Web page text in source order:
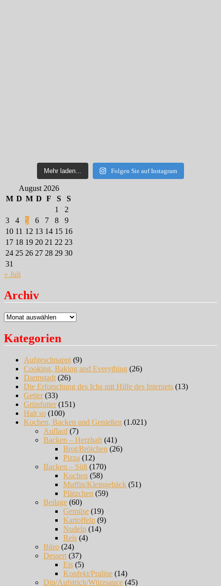
Mehr laden... Folgen Sie auf Instagram
August 2026
M D M D F S
S
1
2
3
4 5 6 7 8
9
10 11 12 13 14 15 16
17 18 19 20 21 22 23
24 25 26 27 28 29 30
31
« Juli
Archiv
Archiv
Kategorien
Aufgeschnappt (9)
Cooking, Baking and Everything (26)
Darmstadt (26)
Die Erforschung des Ichs mit Hilfe des Internets (13)
Getier(33)
Grünfutter(151)
Halt so (100)
Kochen, Backen und Genießen (1.021)
Auflauf(7)
Backen – Herzhaft (41)
Brot/Brötchen (26)
Pizza (12)
Backen – Süß (170)
Kuchen (58)
Muffin/Kleingebäck (51)
Plätzchen (59)
Beilage (60)
Gemüse (19)
Kartoffeln (9)
Nudeln (14)
Reis (4)
Büro (24)
Dessert (37)
Eis (5)
Konfekt/Praline (14)
Dip/Aufstrich/Würzsauce (45)